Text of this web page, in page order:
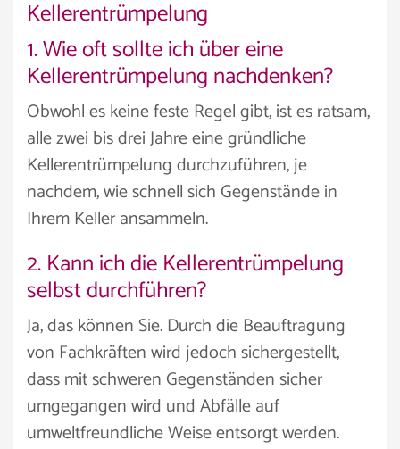
Kellerentrümpelung
1. Wie oft sollte ich über eine
Kellerentrümpelung nachdenken?
Obwohl es keine feste Regel gibt, ist es ratsam,
alle zwei bis drei Jahre eine gründliche
Kellerentrümpelung durchzuführen, je
nachdem, wie schnell sich Gegenstände in
Ihrem Keller ansammeln.
2. Kann ich die Kellerentrümpelung
selbst durchführen?
Ja, das können Sie. Durch die Beauftragung
von Fachkräften wird jedoch sichergestellt,
dass mit schweren Gegenständen sicher
umgegangen wird und Abfälle auf
umweltfreundliche Weise entsorgt werden.